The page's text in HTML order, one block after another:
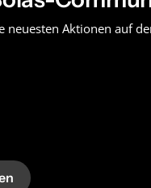
neuesten Aktionen auf